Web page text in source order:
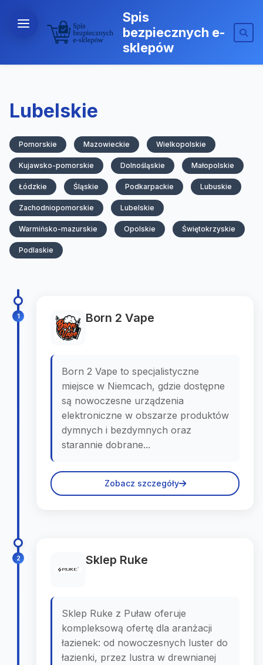
Spis
bezpiecznych e-
sklepów
Lubelskie
Pomorskie Mazowieckie Wielkopolskie
Kujawsko-pomorskie Dolnośląskie Małopolskie
Łódzkie Śląskie Podkarpackie Lubuskie
Zachodniopomorskie Lubelskie
Warmińsko-mazurskie Opolskie Świętokrzyskie
Podlaskie
1 Born 2 Vape
Born 2 Vape to specjalistyczne
miejsce w Niemcach, gdzie dostępne
są nowoczesne urządzenia
elektroniczne w obszarze produktów
dymnych i bezdymnych oraz
starannie dobrane...
Zobacz szczegóły
2 Sklep Ruke
Sklep Ruke z Puław oferuje
kompleksową ofertę dla aranżacji
łazienek: od nowoczesnych luster do
łazienki, przez lustra w drewnianej